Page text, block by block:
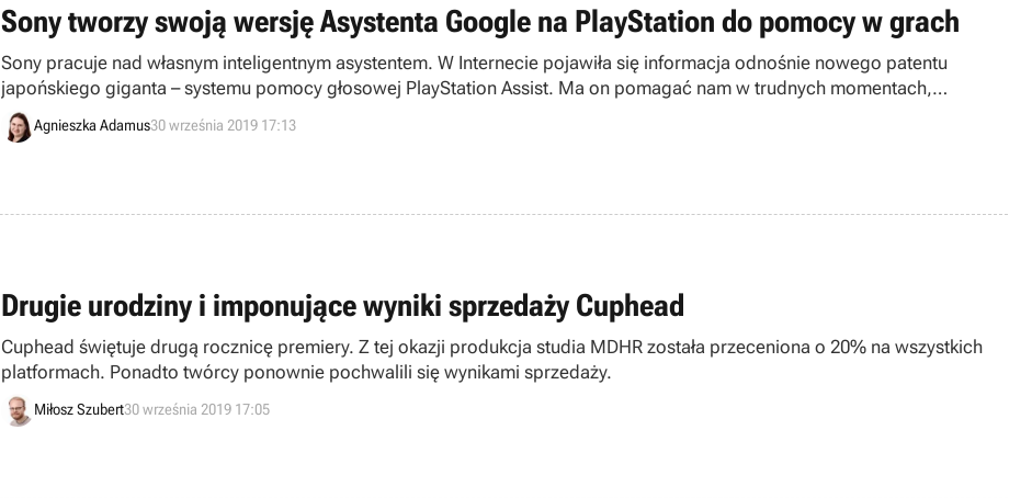
Sony tworzy swoją wersję Asystenta Google na PlayStation do pomocy w grach
Sony pracuje nad własnym inteligentnym asystentem. W Internecie pojawiła się informacja odnośnie nowego patentu
japońskiego giganta – systemu pomocy głosowej PlayStation Assist. Ma on pomagać nam w trudnych momentach,
proponując rozwiązania danego problemu.
Agnieszka Adamus30 września 2019 17:13
Drugie urodziny i imponujące wyniki sprzedaży Cuphead
Cuphead świętuje drugą rocznicę premiery. Z tej okazji produkcja studia MDHR została przeceniona o 20% na wszystkich
platformach. Ponadto twórcy ponownie pochwalili się wynikami sprzedaży.
Miłosz Szubert30 września 2019 17:05